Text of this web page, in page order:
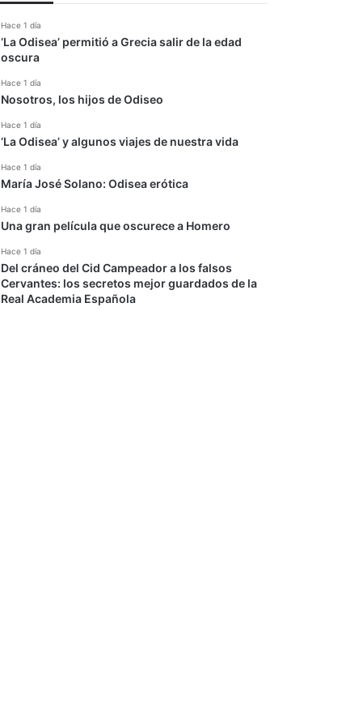
Hace 1 día
‘La Odisea’ permitió a Grecia salir de la edad
oscura
Hace 1 día
Nosotros, los hijos de Odiseo
Hace 1 día
‘La Odisea’ y algunos viajes de nuestra vida
Hace 1 día
María José Solano: Odisea erótica
Hace 1 día
Una gran película que oscurece a Homero
Hace 1 día
Del cráneo del Cid Campeador a los falsos
Cervantes: los secretos mejor guardados de la
Real Academia Española